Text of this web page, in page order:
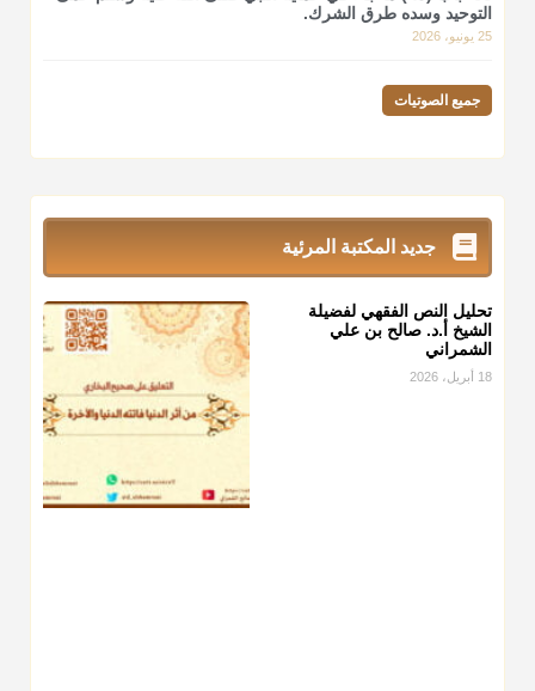
التوحيد وسده طرق الشرك.
25 يونيو، 2026
جميع الصوتيات
جديد المكتبة المرئية
تحليل النص الفقهي لفضيلة
الشيخ أ.د. صالح بن علي
الشمراني
18 أبريل، 2026